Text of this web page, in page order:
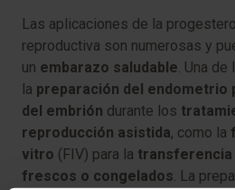
Las aplicaciones de la
reproductiva son numerosas y
un embarazo saludable. Una
la preparación del endometrio
del embrión durante los
reproducción asistida, como la
vitro (FIV) para la transferencia
frescos o congelados. La